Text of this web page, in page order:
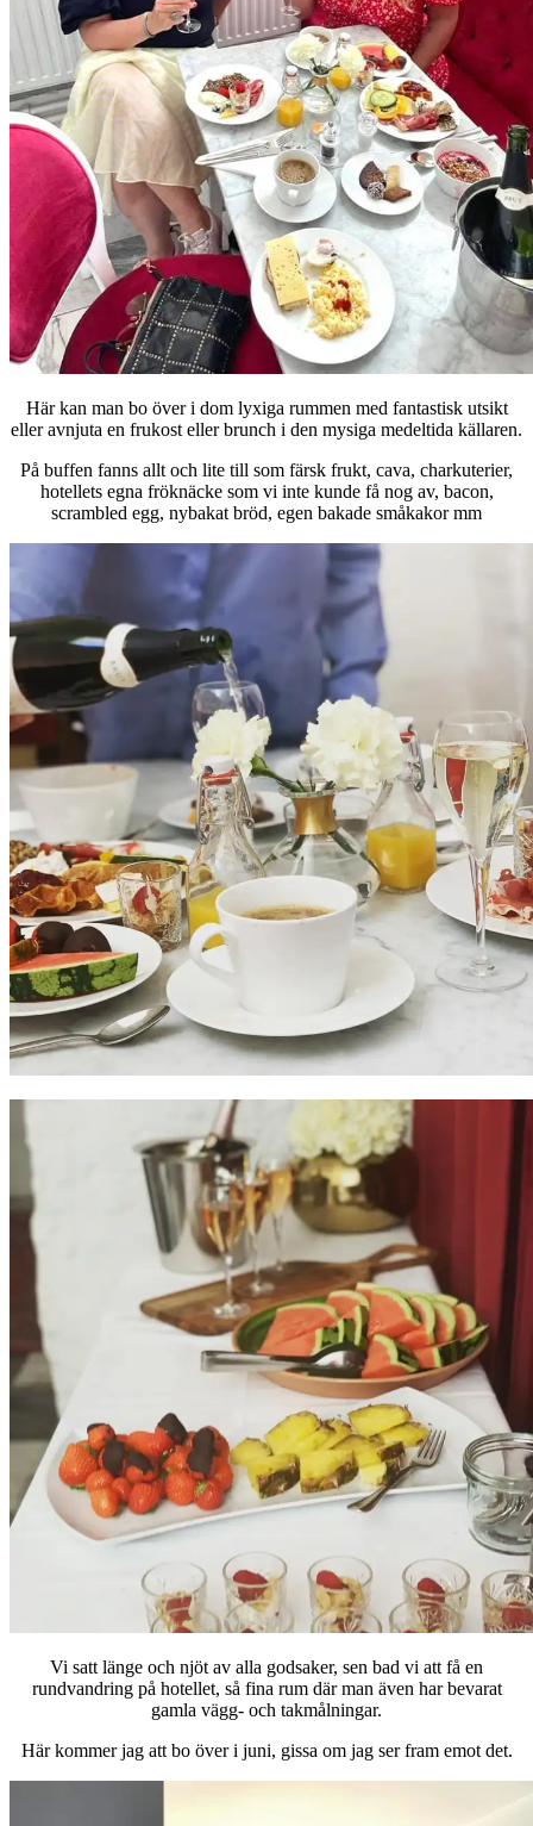
Här kan man bo över i dom lyxiga rummen med fantastisk utsikt
eller avnjuta en frukost eller brunch i den mysiga medeltida källaren.
På buffen fanns allt och lite till som färsk frukt, cava, charkuterier,
hotellets egna fröknäcke som vi inte kunde få nog av, bacon,
scrambled egg, nybakat bröd, egen bakade småkakor mm
Vi satt länge och njöt av alla godsaker, sen bad vi att få en
rundvandring på hotellet, så fina rum där man även har bevarat
gamla vägg- och takmålningar.
Här kommer jag att bo över i juni, gissa om jag ser fram emot det.